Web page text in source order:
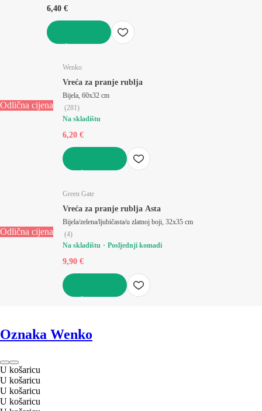
6,40 €
Odlična cijena
Wenko
Vreća za pranje rublja
Bijela, 60x32 cm
(281)
Na skladištu
6,20 €
Odlična cijena
Green Gate
Vreća za pranje rublja Asta
Bijela/zelena/ljubičasta/u zlatnoj boji, 32x35 cm
(4)
Na skladištu
Posljednji komadi
9,90 €
Oznaka Wenko
U košaricu
U košaricu
U košaricu
U košaricu